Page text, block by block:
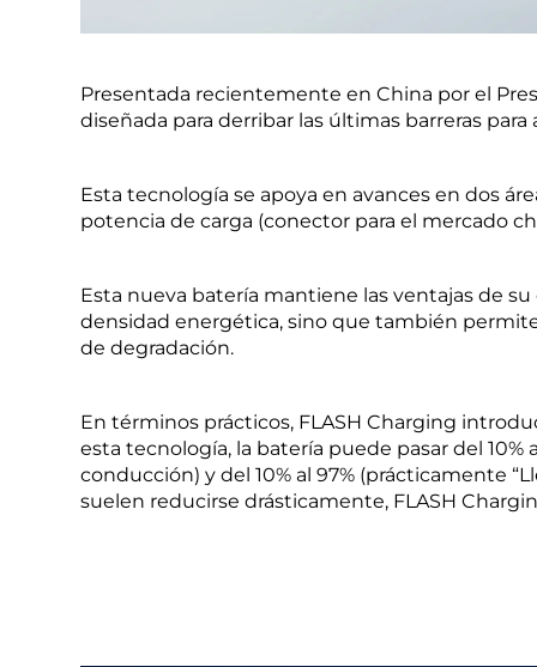
Presentada recientemente en China por el
diseñada para derribar las últimas barreras
Esta tecnología se apoya en avances en dos
potencia de carga (conector para el mercado
Esta nueva batería mantiene las ventajas de
densidad energética, sino que también
de degradación.
En términos prácticos, FLASH Charging
esta tecnología, la batería puede pasar del
conducción) y del 10% al 97% (prácticamente
suelen reducirse drásticamente, FLASH